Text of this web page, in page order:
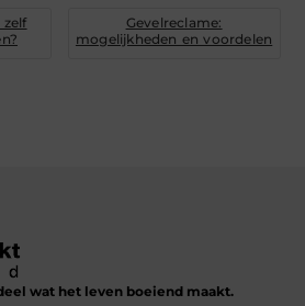
Gevelreclame:
mogelijkheden en voordelen
wat het leven boeiend maakt.